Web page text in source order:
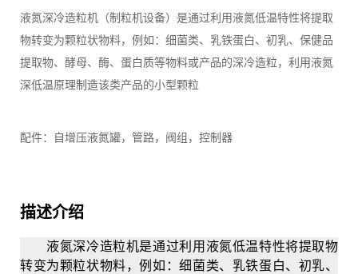
液氮深冷造粒机（制粒机设备）是通过利用液氮低温特性将提取
物转变为颗粒状物料，例如：细菌类、乳铁蛋白、初乳、保健品
提取物、酵母、酶、蛋白质等物料或产品的深冷造粒，利用液氮
深低温原理制造该类产品的小型颗粒
配件：自增压液氮罐，管路，阀组，控制器
描述介绍
液氮深冷造粒机是通过利用液氮低温特性将提取物
转变为颗粒状物料，例如：细菌类、乳铁蛋白、初乳、